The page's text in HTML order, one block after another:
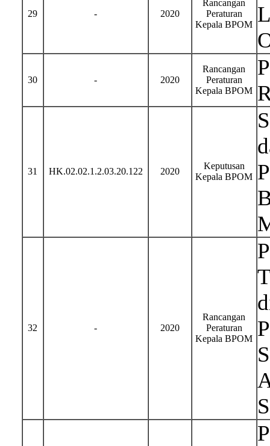
29 - 2020
Rancangan
Peraturan
Kepala BPOM
30 - 2020
Rancangan
Peraturan
Kepala BPOM
31 HK.02.02.1.2.03.20.122 2020
Keputusan
Kepala BPOM
32 - 2020
Rancangan
Peraturan
Kepala BPOM